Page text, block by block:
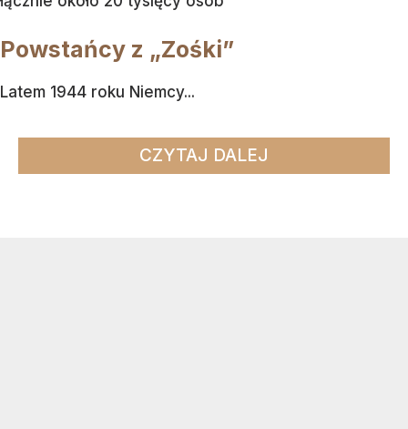
Powstańcy z „Zośki”
Latem 1944 roku Niemcy...
CZYTAJ DALEJ